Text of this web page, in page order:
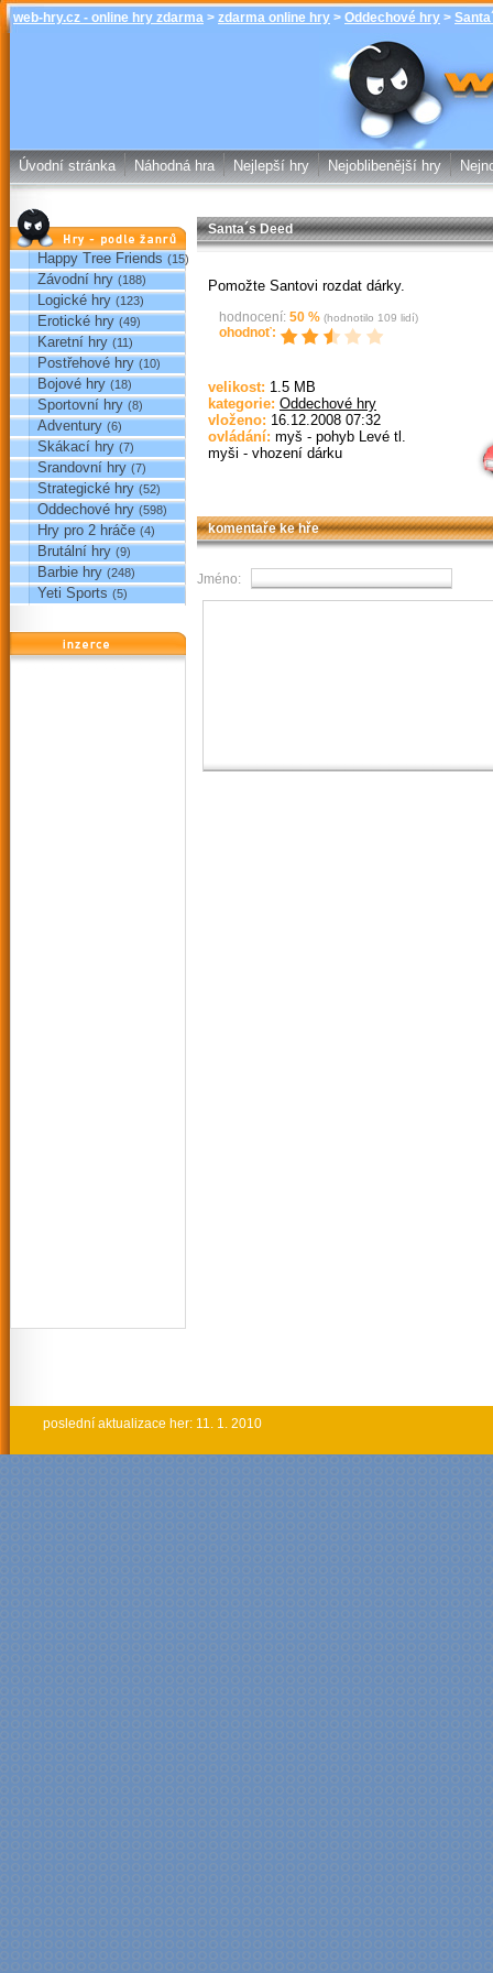
web-hry.cz - online hry zdarma > zdarma online hry > Oddechové hry >
Santa´s
online hry
Úvodní stránka Náhodná hra Nejlepší hry Nejoblibenější hry
Hry podle žánrů
Happy Tree Friends (15)
Závodní hry (188)
Logické hry (123)
Erotické hry (49)
Karetní hry (11)
Postřehové hry (10)
Bojové hry (18)
Sportovní hry (8)
Adventury (6)
Skákací hry (7)
Srandovní hry (7)
Strategické hry (52)
Oddechové hry (598)
Hry pro 2 hráče (4)
Brutální hry (9)
Barbie hry (248)
Yeti Sports (5)
reklama
Santa´s Deed
Pomožte Santovi rozdat dárky.
hodnocení: 50 % (hodnotilo 109 lidí)
ohodnoť:
velikost: 1.5 MB
kategorie: Oddechové hry
vloženo: 16.12.2008 07:32
ovládání: myš - pohyb Levé tl.
myši - vhození dárku
komentaře ke hře
Jméno:
poslední aktualizace her: 11. 1. 2010